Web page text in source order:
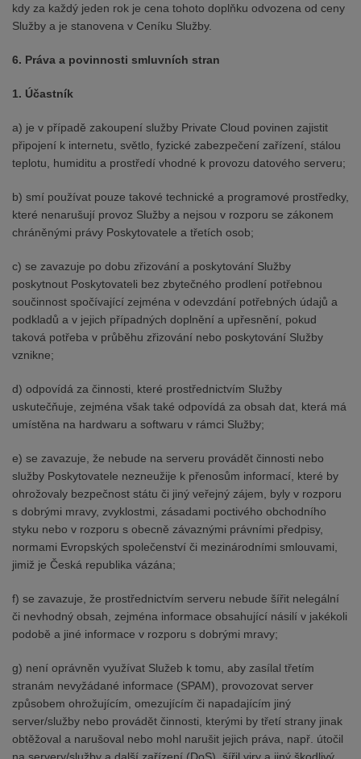
kdy za každý jeden rok je cena tohoto doplňku odvozena od ceny
Služby a je stanovena v Ceníku Služby.
6. Práva a povinnosti smluvních stran
1. Účastník
a) je v případě zakoupení služby Private Cloud povinen zajistit
připojení k internetu, světlo, fyzické zabezpečení zařízení, stálou
teplotu, humiditu a prostředí vhodné k provozu datového serveru;
b) smí používat pouze takové technické a programové prostředky,
které nenarušují provoz Služby a nejsou v rozporu se zákonem
chráněnými právy Poskytovatele a třetích osob;
c) se zavazuje po dobu zřizování a poskytování Služby
poskytnout Poskytovateli bez zbytečného prodlení potřebnou
součinnost spočívající zejména v odevzdání potřebných údajů a
podkladů a v jejich případných doplnění a upřesnění, pokud
taková potřeba v průběhu zřizování nebo poskytování Služby
vznikne;
d) odpovídá za činnosti, které prostřednictvím Služby
uskutečňuje, zejména však také odpovídá za obsah dat, která má
umístěna na hardwaru a softwaru v rámci Služby;
e) se zavazuje, že nebude na serveru provádět činnosti nebo
služby Poskytovatele nezneužije k přenosům informací, které by
ohrožovaly bezpečnost státu či jiný veřejný zájem, byly v rozporu
s dobrými mravy, zvyklostmi, zásadami poctivého obchodního
styku nebo v rozporu s obecně závaznými právními předpisy,
normami Evropských společenství či mezinárodními smlouvami,
jimiž je Česká republika vázána;
f) se zavazuje, že prostřednictvím serveru nebude šířit nelegální
či nevhodný obsah, zejména informace obsahující násilí v jakékoli
podobě a jiné informace v rozporu s dobrými mravy;
g) není oprávněn využívat Služeb k tomu, aby zasílal třetím
stranám nevyžádané informace (SPAM), provozovat server
způsobem ohrožujícím, omezujícím či napadajícím jiný
server/služby nebo provádět činnosti, kterými by třetí strany jinak
obtěžoval a narušoval nebo mohl narušit jejich práva, např. útočil